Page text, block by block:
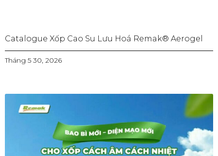
Catalogue Xốp Cao Su Lưu Hoá Remak® Aerogel
Tháng 5 30, 2026